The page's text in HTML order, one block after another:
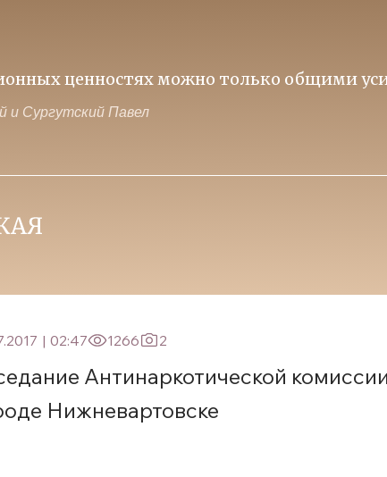
ценностях можно только общими
Сургутский Павел
| 02:47 1266 2
Антинаркотической
Нижневартовске